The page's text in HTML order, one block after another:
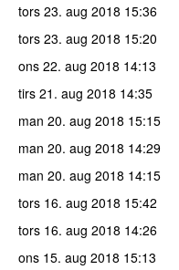
tors 23. aug 2018 15:36
tors 23. aug 2018 15:20
ons 22. aug 2018 14:13
tirs 21. aug 2018 14:35
man 20. aug 2018 15:15
man 20. aug 2018 14:29
man 20. aug 2018 14:15
tors 16. aug 2018 15:42
tors 16. aug 2018 14:26
ons 15. aug 2018 15:13